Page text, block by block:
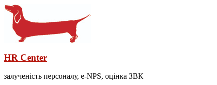
HR Center
залученість персоналу, e-NPS, оцінка ЗВК